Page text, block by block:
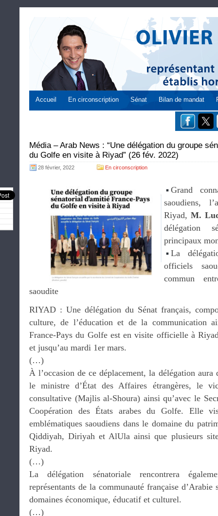
Accueil En circonscription Sénat Bilan de mandat
Média – Arab News : “Une délégation du groupe
du Golfe en visite à Riyad” (26 fév. 2022)
28 février, 2022 En circonscription
Grand
saoudiens,
Riyad, M.
délégation
principaux
La
officiels
commun
saoudite
RIYAD : Une délégation du Sénat français,
culture, de l’éducation et de la communication
France-Pays du Golfe est en visite officielle à
et jusqu’au mardi 1er mars.
(…)
À l’occasion de ce déplacement, la délégation aura
le ministre d’État des Affaires étrangères, le
consultative (Majlis al-Shoura) ainsi qu’avec le
Coopération des États arabes du Golfe. Elle
emblématiques saoudiens dans le domaine du
Qiddiyah, Diriyah et AlUla ainsi que plusieurs
Riyad.
(…)
La délégation sénatoriale rencontrera
représentants de la communauté française d’Arabie
domaines économique, éducatif et culturel.
(…)